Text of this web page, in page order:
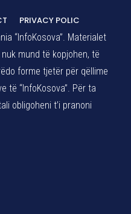
PRIVACY POLIC
“InfoKosova”. Materialet
mund të kopjohen, të
forme tjetër për qëllime
të “InfoKosova”. Për ta
obligoheni t’i pranoni